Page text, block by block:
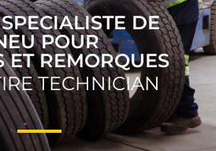
DE
POUR
ET REMORQUES
TECHNICIAN